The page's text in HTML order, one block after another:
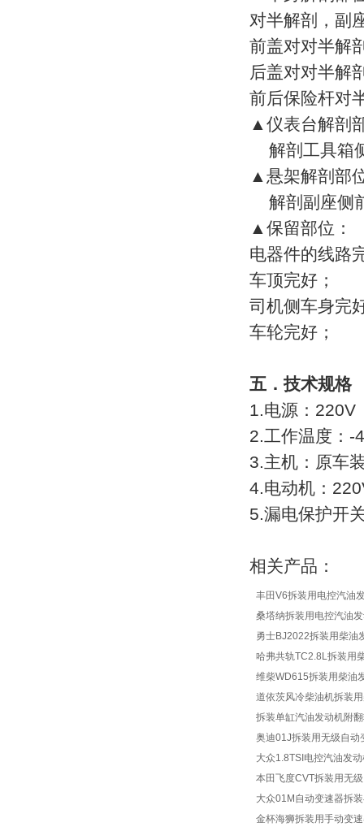
对半解剖，副
前盖对对半解
后盖对对半解
前后保险杆对
▲仪表台解剖
解剖工具箱
▲悬架解剖部
解剖副座侧
▲保留部位：
电器件的线路
车顶完好；
司机侧车身完
车轮完好；
五．技术规格
1.电源：220V
2.工作温度：
3.主机：原车
4.电动机：
5.漏电保护开
相关产品：
丰田V6拆装用电控汽油
桑塔纳拆装用电控汽油
勇士BJ2022拆装用柴油
哈弗共轨TC2.8L拆装用
维柴WD615拆装用柴油
道依茨风冷柴油机拆装
拆装单缸汽油发动机附
奥迪01J拆装用无级自动
大众1.8TSI电控汽油发
本田飞度CVT拆装用无
大众01M自动变速器拆
金杯海狮拆装用手动变